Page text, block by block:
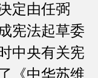
定由任弼
宪法起草委
中央有关宪
《中华苏维